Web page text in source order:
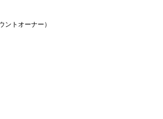
トオーナー）